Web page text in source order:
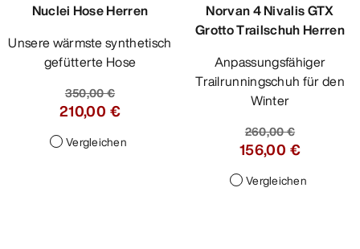
Nuclei Hose Herren
Unsere wärmste synthetisch
gefütterte Hose
350,00 €
210,00 €
Vergleichen
Norvan 4 Nivalis GTX
Grotto Trailschuh Herren
Anpassungsfähiger
Trailrunningschuh für den
Winter
260,00 €
156,00 €
Vergleichen